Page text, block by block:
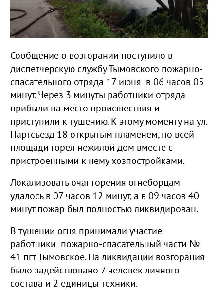
Сообщение о возгорании поступило в
диспетчерскую службу Тымовского пожарно-
спасательного отряда 17 июня в 06 часов 05
минут. Через 3 минуты работники отряда
прибыли на место происшествия и
приступили к тушению. К этому моменту на ул.
Партсъезд 18 открытым пламенем, по всей
площади горел нежилой дом вместе с
пристроенными к нему хозпостройками.
Локализовать очаг горения огнеборцам
удалось в 07 часов 12 минут, а в 09 часов 40
минут пожар был полностью ликвидирован.
В тушении огня принимали участие
работники пожарно-спасательный части №
41 пгт. Тымовское. На ликвидации возгорания
было задействовано 7 человек личного
состава и 2 единицы техники.